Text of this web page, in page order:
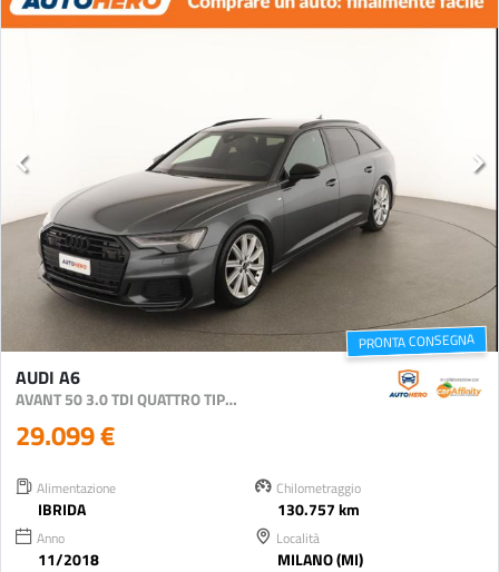
PRONTA CONSEGNA
AUDI A6
AVANT 50 3.0 TDI QUATTRO TIPTRONIC SPORT
29.099 €
Alimentazione
IBRIDA
Chilometraggio
130.757 km
Anno
11/2018
Località
MILANO (MI)